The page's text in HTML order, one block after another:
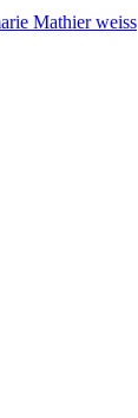
Mathier weiss